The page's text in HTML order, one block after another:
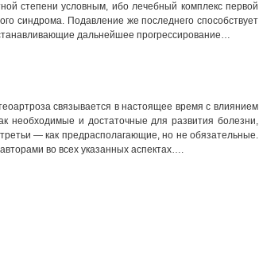
степени условным, ибо лечебный комплекс первой
синдрома. Подавление же последнего способствует
дальнейшее прогрессирование…
связывается в настоящее время с влиянием
необходимые и достаточные для развития болезни,
— как предрасполагающие, но не обязательные.
во всех указанных аспектах….